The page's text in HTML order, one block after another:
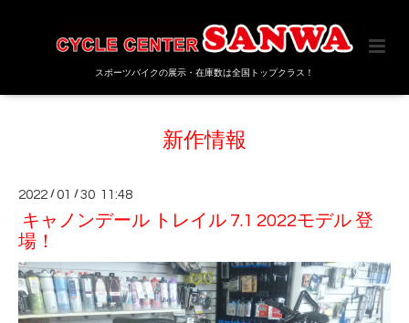
スポーツバイクの展示・在庫数は全国トップクラス！
新作情報
2022 /01 /30 11:48
キャノンデール トレイル 7.1 2022モデル 登
場！